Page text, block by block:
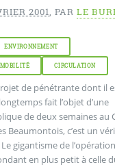
2001, PAR LE
ENVIRONNEMENT
CIRCULATION
de pénétrante dont il
fait l’objet d’une
de deux semaines au
Beaumontois, c’est un
gigantisme de
en plus petit à celle